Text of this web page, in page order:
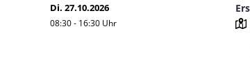
Di. 27.10.2026
08:30 - 16:30 Uhr